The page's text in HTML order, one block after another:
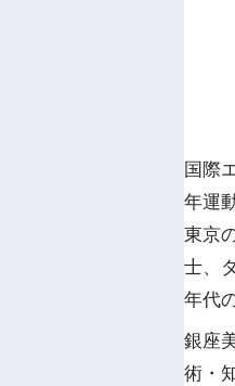
国際
年運
東京
士、
年代
銀座
術・